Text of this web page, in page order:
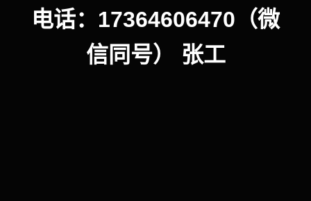
电话：17364606470（微
信同号） 张工